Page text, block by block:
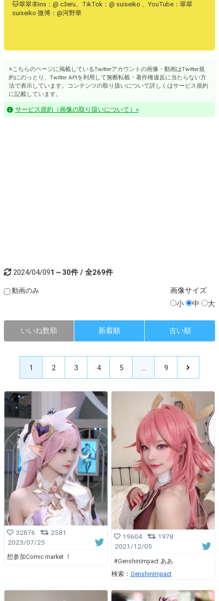
🐱翠翠🦋Ins：@ c3eru、TikTok：@ suiseiko 、YouTube：翠翠
suiseiko 微博：@河野華
※こちらのページに掲載しているTwitterアカウントの画像・動画はTwitter規
約にのっとり、Twitter APIを利用して無断転載・著作権違反に当たらない方
法で表示しています。コンテンツの取り扱いについて詳しくはサービス規約
に記載しています。
サービス規約（画像の取り扱いについて）»
2024/04/091～30件 / 全269件
動画のみ 画像サイズ
小
中 大
いいね数順 新着順 古い順
1 2 3 4 5 … 9
32876
2581
2023/07/25
想参加Comic market ！
19604
1978
2021/12/05
#GenshinImpact ああ
検索： GenshinImpact